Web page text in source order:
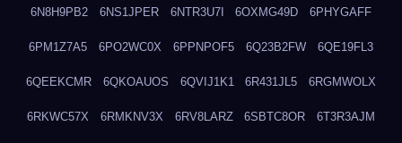
6N8H9PB2 6NS1JPER 6NTR3U7I 6OXMG49D 6PHYGAFF
6PM1Z7A5 6PO2WC0X 6PPNPOF5 6Q23B2FW 6QE19FL3
6QEEKCMR 6QKOAUOS 6QVIJ1K1 6R431JL5 6RGMWOLX
6RKWC57X 6RMKNV3X 6RV8LARZ 6SBTC8OR 6T3R3AJM